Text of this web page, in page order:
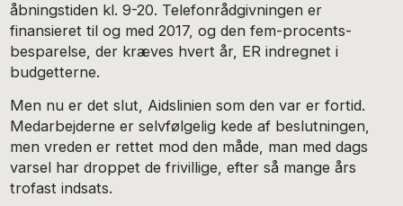
åbningstiden kl. 9-20. Telefonrådgivningen er
finansieret til og med 2017, og den fem-procents-
besparelse, der kræves hvert år, ER indregnet i
budgetterne.
Men nu er det slut, Aidslinien som den var er fortid.
Medarbejderne er selvfølgelig kede af beslutningen,
men vreden er rettet mod den måde, man med dags
varsel har droppet de frivillige, efter så mange års
trofast indsats.